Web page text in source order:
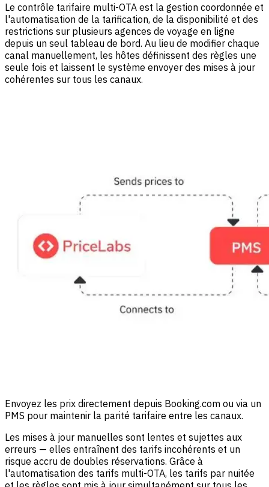
Le contrôle tarifaire multi-OTA est la gestion coordonnée et
l'automatisation de la tarification, de la disponibilité et des
restrictions sur plusieurs agences de voyage en ligne
depuis un seul tableau de bord. Au lieu de modifier chaque
canal manuellement, les hôtes définissent des règles une
seule fois et laissent le système envoyer des mises à jour
cohérentes sur tous les canaux.
Envoyez les prix directement depuis Booking.com ou via un
PMS pour maintenir la parité tarifaire entre les canaux.
Les mises à jour manuelles sont lentes et sujettes aux
erreurs — elles entraînent des tarifs incohérents et un
risque accru de doubles réservations. Grâce à
l'automatisation des tarifs multi-OTA, les tarifs par nuitée